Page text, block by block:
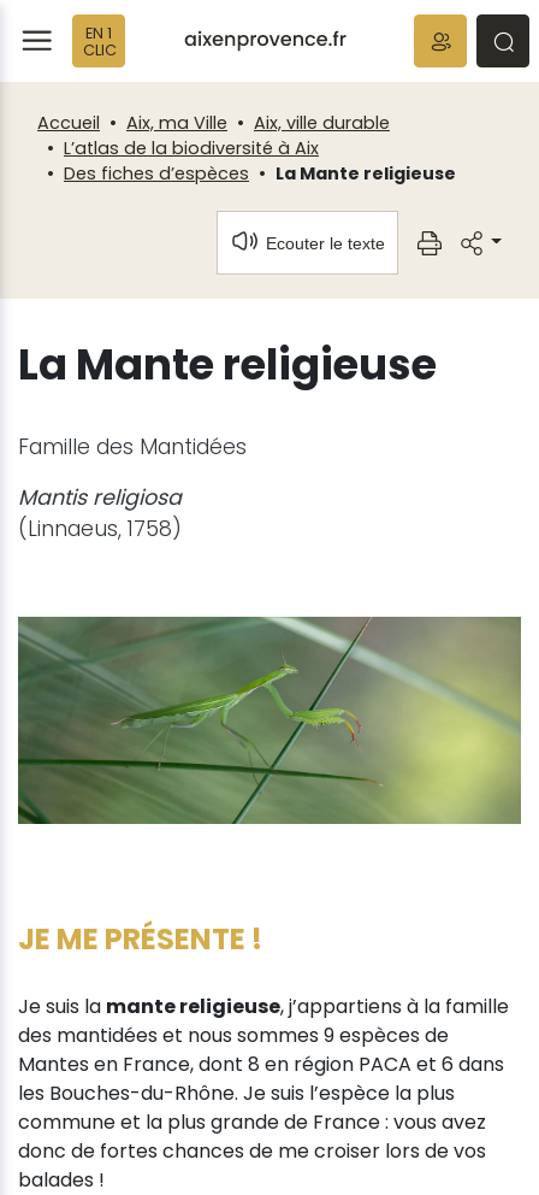
EN 1
CLIC
Accueil Aix, ma Ville
Aix, ville durable
L’atlas de la biodiversité à Aix
Des fiches d’espèces
La Mante religieuse
Ecouter le texte
La Mante religieuse
Famille des Mantidées
Mantis religiosa
(Linnaeus, 1758)
JE ME PRÉSENTE !
Je suis la mante religieuse, j’appartiens à la famille
des mantidées et nous sommes 9 espèces de
Mantes en France, dont 8 en région PACA et 6 dans
les Bouches-du-Rhône. Je suis l’espèce la plus
commune et la plus grande de France : vous avez
donc de fortes chances de me croiser lors de vos
balades !
Fenêtre
de
chat
Panneau de gestion des cookies